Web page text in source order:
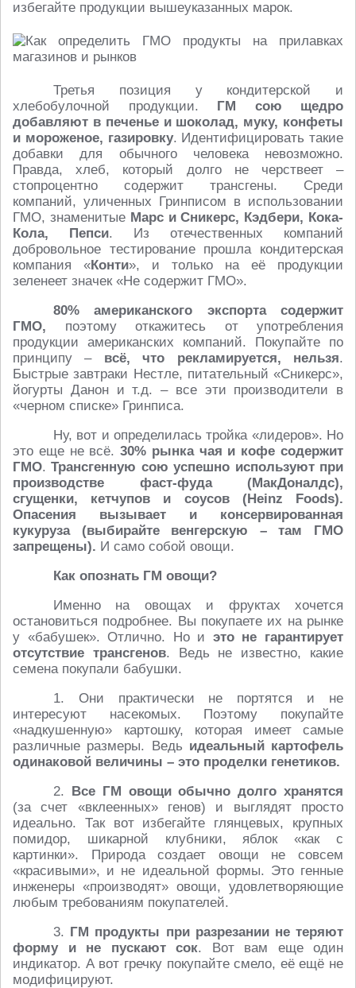
избегайте продукции вышеуказанных марок.
Третья позиция у кондитерской и
хлебобулочной продукции. ГМ сою щедро
добавляют в печенье и шоколад, муку, конфеты
и мороженое, газировку. Идентифицировать такие
добавки для обычного человека невозможно.
Правда, хлеб, который долго не черствеет –
стопроцентно содержит трансгены. Среди
компаний, уличенных Гринписом в использовании
ГМО, знаменитые Марс и Сникерс, Кэдбери, Кока-
Кола, Пепси. Из отечественных компаний
добровольное тестирование прошла кондитерская
компания «Конти», и только на её продукции
зеленеет значек «Не содержит ГМО».
80% американского экспорта содержит
ГМО, поэтому откажитесь от употребления
продукции американских компаний. Покупайте по
принципу – всё, что рекламируется, нельзя.
Быстрые завтраки Нестле, питательный «Сникерс»,
йогурты Данон и т.д. – все эти производители в
«черном списке» Гринписа.
Ну, вот и определилась тройка «лидеров». Но
это еще не всё.30% рынка чая и кофе содержит
ГМО.Трансгенную сою успешно используют при
производстве фаст-фуда (МакДоналдс),
сгущенки, кетчупов и соусов (Heinz Foods).
Опасения вызывает и консервированная
кукуруза (выбирайте венгерскую – там ГМО
запрещены). И само собой овощи.
Как опознать ГМ овощи?
Именно на овощах и фруктах хочется
остановиться подробнее. Вы покупаете их на рынке
у «бабушек». Отлично. Но и это не гарантирует
отсутствие трансгенов. Ведь не известно, какие
семена покупали бабушки.
1. Они практически не портятся и не
интересуют насекомых. Поэтому покупайте
«надкушенную» картошку, которая имеет самые
различные размеры. Ведь идеальный картофель
одинаковой величины – это проделки генетиков.
2. Все ГМ овощи обычно долго хранятся
(за счет «вклеенных» генов) и выглядят просто
идеально. Так вот избегайте глянцевых, крупных
помидор, шикарной клубники, яблок «как с
картинки». Природа создает овощи не совсем
«красивыми», и не идеальной формы. Это генные
инженеры «производят» овощи, удовлетворяющие
любым требованиям покупателей.
3. ГМ продукты при разрезании не теряют
форму и не пускают сок. Вот вам еще один
индикатор. А вот гречку покупайте смело, её ещё не
модифицируют.